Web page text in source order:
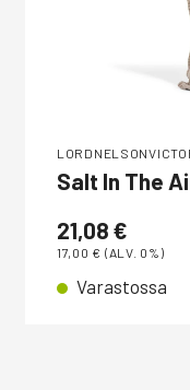
Salt In The
21,08 €
17,00 € (ALV. 0%)
Varastossa